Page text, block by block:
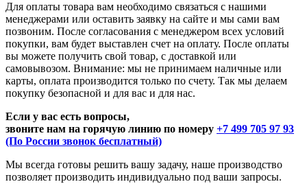
Для оплаты товара вам необходимо связаться с нашими
менеджерами или оставить заявку на сайте и мы сами вам
позвоним. После согласования с менеджером всех условий
покупки, вам будет выставлен счет на оплату. После оплаты
вы можете получить свой товар, с доставкой или
самовывозом. Внимание: мы не принимаем наличные или
карты, оплата производится только по счету. Так мы делаем
покупку безопасной и для вас и для нас.
Если у вас есть вопросы,
звоните нам на горячую линию по номеру +7 499 705 97 93
(По России звонок бесплатный)
Мы всегда готовы решить вашу задачу, наше производство
позволяет производить индивидуально под ваши запросы.